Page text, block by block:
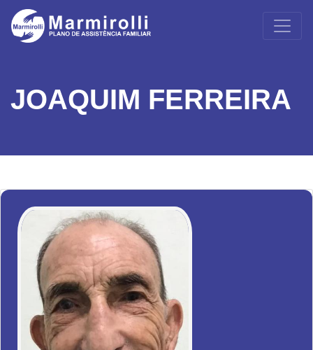
JOAQUIM FERREIRA